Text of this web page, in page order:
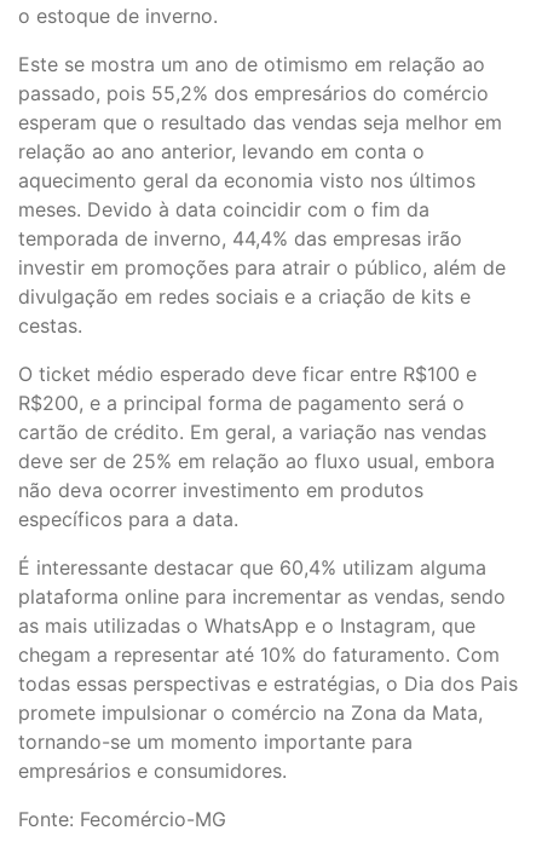
o estoque de inverno.
Este se mostra um ano de otimismo em relação ao
passado, pois 55,2% dos empresários do comércio
esperam que o resultado das vendas seja melhor em
relação ao ano anterior, levando em conta o
aquecimento geral da economia visto nos últimos
meses. Devido à data coincidir com o fim da
temporada de inverno, 44,4% das empresas irão
investir em promoções para atrair o público, além de
divulgação em redes sociais e a criação de kits e
cestas.
O ticket médio esperado deve ficar entre R$100 e
R$200, e a principal forma de pagamento será o
cartão de crédito. Em geral, a variação nas vendas
deve ser de 25% em relação ao fluxo usual, embora
não deva ocorrer investimento em produtos
específicos para a data.
É interessante destacar que 60,4% utilizam alguma
plataforma online para incrementar as vendas, sendo
as mais utilizadas o WhatsApp e o Instagram, que
chegam a representar até 10% do faturamento. Com
todas essas perspectivas e estratégias, o Dia dos Pais
promete impulsionar o comércio na Zona da Mata,
tornando-se um momento importante para
empresários e consumidores.
Fonte: Fecomércio-MG